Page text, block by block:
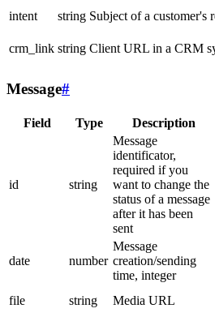
intent
string Subject of a customer's
crm_link string Client URL in a CRM
Message#
Field Type Description
id string
Message
identificator,
required if you
want to change the
status of a message
after it has been
sent
date number
Message
creation/sending
time, integer
file string Media URL